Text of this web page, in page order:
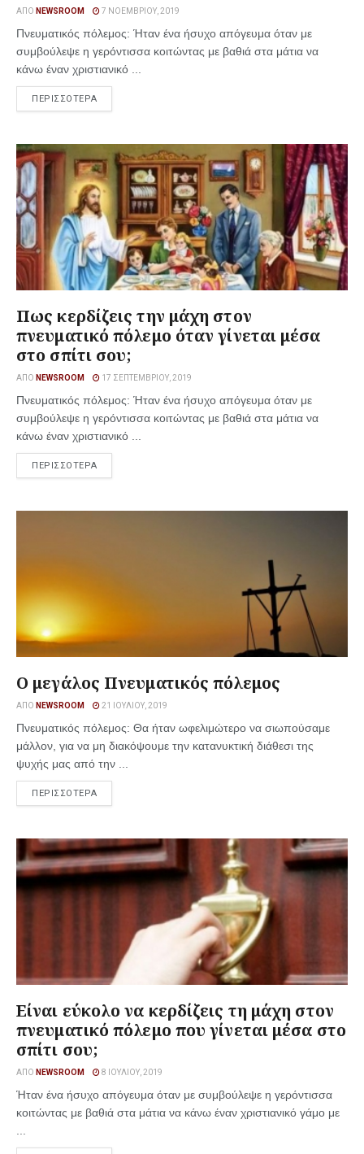
ΑΠΌ NEWSROOM 7 ΝΟΕΜΒΡΊΟΥ, 2019
Πνευματικός πόλεμος: Ήταν ένα ήσυχο απόγευμα όταν με
συμβούλεψε η γερόντισσα κοιτώντας με βαθιά στα μάτια να
κάνω έναν χριστιανικό ...
ΠΕΡΙΣΣΟΤΕΡΑ
Πως κερδίζεις την μάχη στον
πνευματικό πόλεμο όταν γίνεται μέσα
στο σπίτι σου;
ΑΠΌ NEWSROOM 17 ΣΕΠΤΕΜΒΡΊΟΥ, 2019
Πνευματικός πόλεμος: Ήταν ένα ήσυχο απόγευμα όταν με
συμβούλεψε η γερόντισσα κοιτώντας με βαθιά στα μάτια να
κάνω έναν χριστιανικό ...
ΠΕΡΙΣΣΟΤΕΡΑ
Ο μεγάλος Πνευματικός πόλεμος
ΑΠΌ NEWSROOM 21 ΙΟΥΛΊΟΥ, 2019
Πνευματικός πόλεμος: Θα ήταν ωφελιμώτερο να σιωπούσαμε
μάλλον, για να μη διακόψουμε την κατανυκτική διάθεσι της
ψυχής μας από την ...
ΠΕΡΙΣΣΟΤΕΡΑ
Είναι εύκολο να κερδίζεις τη μάχη στον
πνευματικό πόλεμο που γίνεται μέσα στο
σπίτι σου;
ΑΠΌ NEWSROOM 8 ΙΟΥΛΊΟΥ, 2019
Ήταν ένα ήσυχο απόγευμα όταν με συμβούλεψε η γερόντισσα
κοιτώντας με βαθιά στα μάτια να κάνω έναν χριστιανικό γάμο με